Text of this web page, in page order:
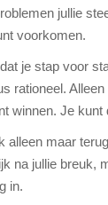
jullie
voorkomen.
je stap voor
rationeel.
winnen. Je
alleen maar
na jullie breuk,
in.